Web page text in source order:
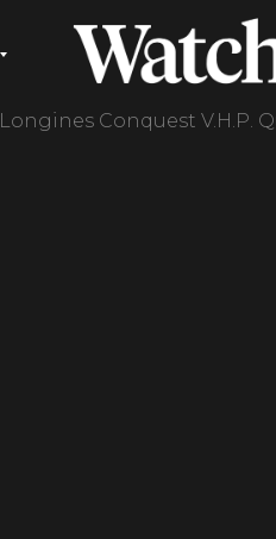
Longines Conquest V.H.P.